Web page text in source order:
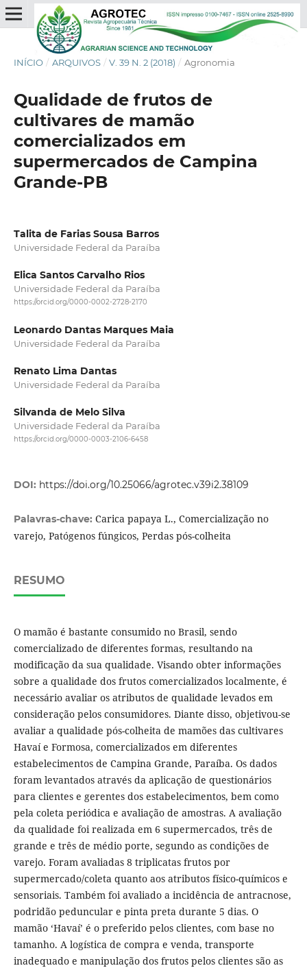
INÍCIO / ARQUIVOS / V. 39 N. 2 (2018) / Agronomia
Qualidade de frutos de
cultivares de mamão
comercializados em
supermercados de Campina
Grande-PB
Talita de Farias Sousa Barros
Universidade Federal da Paraíba
Elica Santos Carvalho Rios
Universidade Federal da Paraíba
https://orcid.org/0000-0002-2728-2170
Leonardo Dantas Marques Maia
Universidade Federal da Paraíba
Renato Lima Dantas
Universidade Federal da Paraíba
Silvanda de Melo Silva
Universidade Federal da Paraíba
https://orcid.org/0000-0003-2106-6458
DOI: https://doi.org/10.25066/agrotec.v39i2.38109
Palavras-chave: Carica papaya L., Comercialização no
varejo, Patógenos fúngicos, Perdas pós-colheita
RESUMO
O mamão é bastante consumido no Brasil, sendo
comercializado de diferentes formas, resultando na
modificação da sua qualidade. Visando obter informações
sobre a qualidade dos frutos comercializados localmente, é
necessário avaliar os atributos de qualidade levados em
consideração pelos consumidores. Diante disso, objetivou-se
avaliar a qualidade pós-colheita de mamões das cultivares
Havaí e Formosa, comercializados em diferentes
estabelecimentos de Campina Grande, Paraíba. Os dados
foram levantados através da aplicação de questionários
para clientes e gerentes dos estabelecimentos, bem como
pela coleta periódica e avaliação de amostras. A avaliação
da qualidade foi realizada em 6 supermercados, três de
grande e três de médio porte, segundo as condições de
varejo. Foram avaliadas 8 triplicatas frutos por
supermercado/coleta quanto aos atributos físico-químicos e
sensoriais. Também foi avaliado a incidência de antracnose,
podridão peduncular e pinta preta durante 5 dias. O
mamão ‘Havaí’ é o preferido pelos clientes, com base no
tamanho. A logística de compra e venda, transporte
inadequado e manipulação dos frutos pelos clientes são as